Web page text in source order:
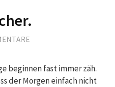
beginnen fast immer zäh.
der Morgen einfach nicht